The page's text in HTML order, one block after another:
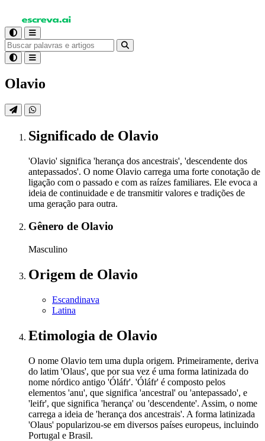
Olavio
Significado de Olavio
'Olavio' significa 'herança dos ancestrais', 'descendente dos
antepassados'. O nome Olavio carrega uma forte conotação de
ligação com o passado e com as raízes familiares. Ele evoca a
ideia de continuidade e de transmitir valores e tradições de
uma geração para outra.
Gênero de Olavio
Masculino
Origem de Olavio
Escandinava
Latina
Etimologia de Olavio
O nome Olavio tem uma dupla origem. Primeiramente, deriva
do latim 'Olaus', que por sua vez é uma forma latinizada do
nome nórdico antigo 'Óláfr'. 'Óláfr' é composto pelos
elementos 'anu', que significa 'ancestral' ou 'antepassado', e
'leifr', que significa 'herança' ou 'descendente'. Assim, o nome
carrega a ideia de 'herança dos ancestrais'. A forma latinizada
'Olaus' popularizou-se em diversos países europeus, incluindo
Portugal e Brasil.